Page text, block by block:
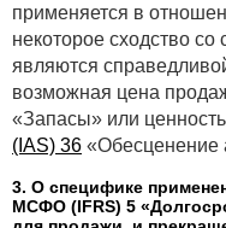
применяется в
некоторое сходство
являются
возможная цена
«Запасы» или
(IAS) 36 «Обесценение
3. О специфике
МСФО (IFRS) 5